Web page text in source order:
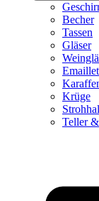
Becher
Tassen
Gläser
Krüge
Teller